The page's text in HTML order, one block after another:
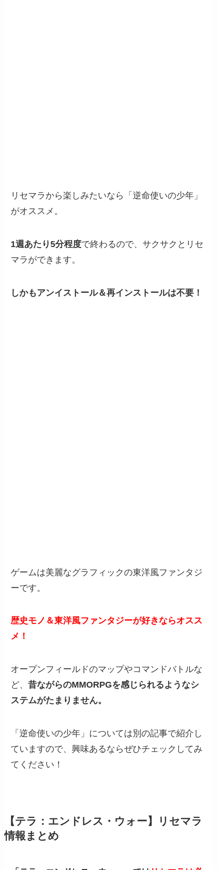
リセマラから楽しみたいなら「逆命使いの少年」
がオススメ。
1週あたり5分程度で終わるので、サクサクとリセ
マラができます。
しかもアンイストール＆再インストールは不要！
ゲームは美麗なグラフィックの東洋風ファンタジ
ーです。
歴史モノ＆東洋風ファンタジーが好きならオスス
メ！
オープンフィールドのマップやコマンドバトルな
ど、昔ながらのMMORPGを感じられるようなシ
ステムがたまりません。
「逆命使いの少年」については別の記事で紹介し
ていますので、興味あるならぜひチェックしてみ
てください！
【テラ：エンドレス・ウォー】リセマラ
情報まとめ